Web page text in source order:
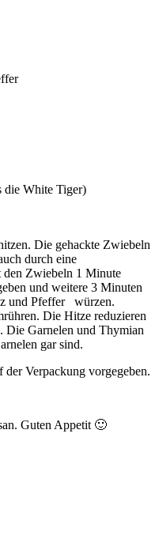
die White Tiger)
Die gehackte Zwiebeln
durch eine
den Zwiebeln 1 Minute
und weitere 3 Minuten
und Pfeffer würzen.
Die Hitze reduzieren
Die Garnelen und Thymian
gar sind.
Verpackung vorgegeben.
Guten Appetit 🙂